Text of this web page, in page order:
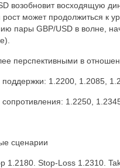
возобновит восходящую
рост может продолжиться к
пары GBP/USD в волне,
перспективными в
поддержки: 1.2200, 1.2085,
сопротивления: 1.2250,
сценарии
1.2180. Stop-Loss 1.2310.